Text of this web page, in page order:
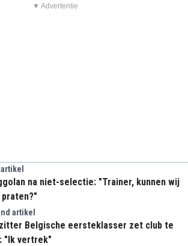
▼ Advertentie
na niet-selectie: "Trainer, kunnen wij
artikel
Belgische eersteklasser zet club te
"Ik vertrek"